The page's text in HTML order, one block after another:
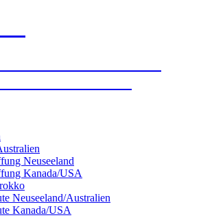
Neuseeland
Kanada/USA
Neuseeland/Australien
Kanada/USA